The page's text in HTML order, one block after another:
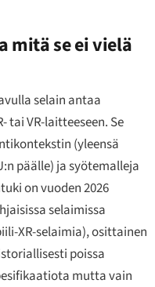
mitä se ei vielä
selain antaa
tai VR-laitteeseen. Se
(yleensä
päälle) ja syötemalleja
on vuoden 2026
selaimissa
XR-selaimia), osittainen
poissa
mutta vain